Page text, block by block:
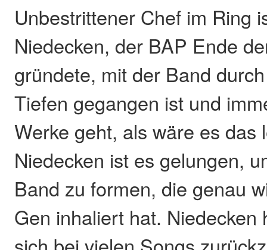
Unbestrittener Chef im Ring
Niedecken, der BAP Ende
gründete, mit der Band
Tiefen gegangen ist und
Werke geht, als wäre es das
Niedecken ist es gelungen,
Band zu formen, die genau
Gen inhaliert hat. Niedecken